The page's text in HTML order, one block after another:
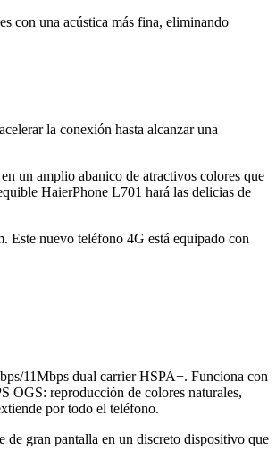
con una acústica más fina, eliminando
la conexión hasta alcanzar una
un amplio abanico de atractivos colores que
HaierPhone L701 hará las delicias de
Este nuevo teléfono 4G está equipado con
11Mbps dual carrier HSPA+. Funciona con
OGS: reproducción de colores naturales,
por todo el teléfono.
de gran pantalla en un discreto dispositivo que